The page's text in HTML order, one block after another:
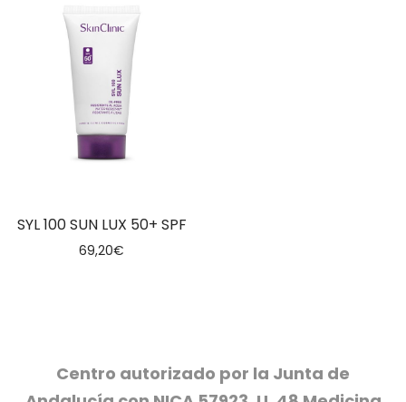
SYL 100 SUN LUX 50+ SPF
69,20€
Centro autorizado por la Junta de